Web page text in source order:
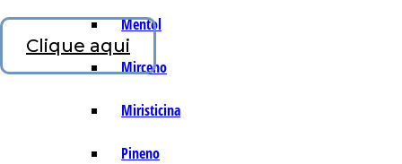
Mentol
Mirceno
Miristicina
Pineno
Clique aqui